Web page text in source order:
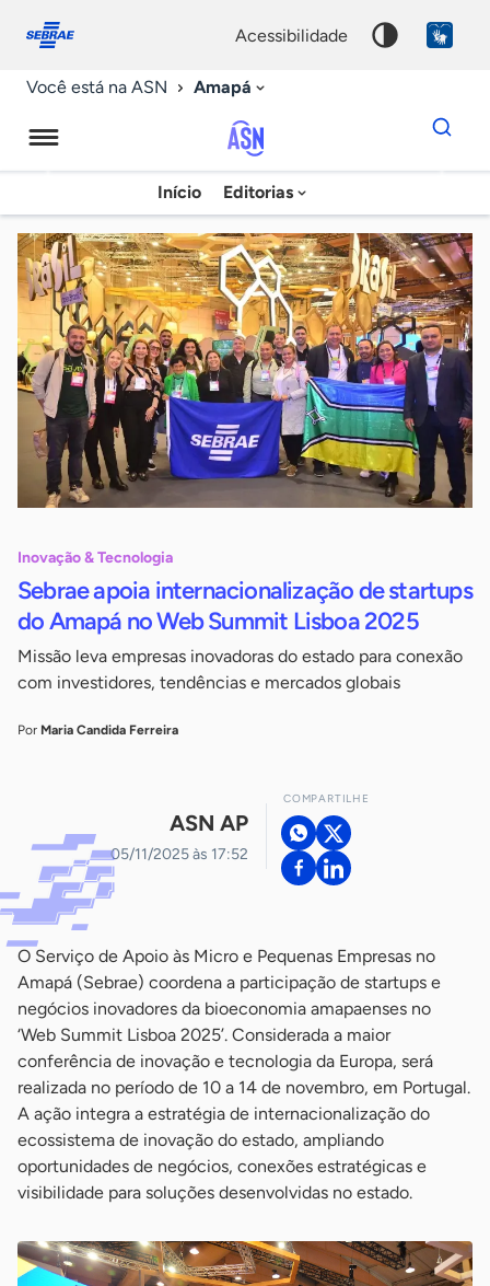
conosco
acessibilidade
Você está na ASN Amapá
Agência
Sebrae
de
Notícias
Início Editorias
Dados
para
chave
Inovação & Tecnologia
Sebrae apoia internacionalização de startups
do Amapá no Web Summit Lisboa 2025
Missão leva empresas inovadoras do estado para conexão
com investidores, tendências e mercados globais
Por Maria Candida Ferreira
ASN AP
05/11/2025 às 17:52
COMPARTILHE
O Serviço de Apoio às Micro e Pequenas Empresas no
Amapá (Sebrae) coordena a participação de startups e
negócios inovadores da bioeconomia amapaenses no
‘Web Summit Lisboa 2025’. Considerada a maior
conferência de inovação e tecnologia da Europa, será
realizada no período de 10 a 14 de novembro, em Portugal.
A ação integra a estratégia de internacionalização do
ecossistema de inovação do estado, ampliando
oportunidades de negócios, conexões estratégicas e
visibilidade para soluções desenvolvidas no estado.